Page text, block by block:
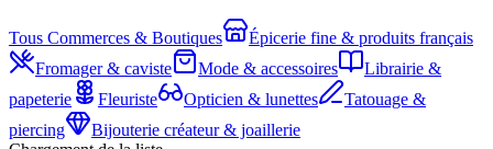
Tous Commerces & Boutiques
Épicerie fine & produits français
Fromager & caviste
Mode & accessoires
Librairie &
papeterie
Fleuriste Opticien & lunettes
Tatouage &
piercing
Bijouterie créateur & joaillerie